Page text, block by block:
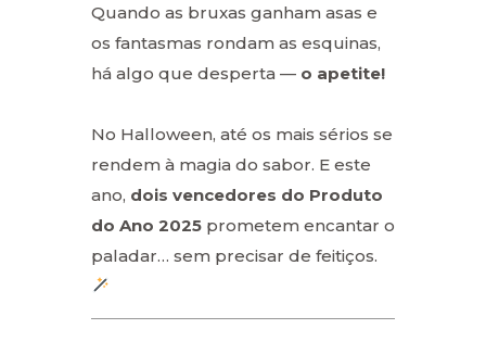
Quando as bruxas ganham asas e
os fantasmas rondam as esquinas,
há algo que desperta — o apetite!
No Halloween, até os mais sérios se
rendem à magia do sabor. E este
ano, dois vencedores do Produto
do Ano 2025 prometem encantar o
paladar… sem precisar de feitiços.